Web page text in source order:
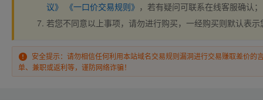
议》
《一口价交易规则》 ，若有疑问可联系在线客服确认；
若您不同意以上事项，请勿进行购买，一经购买则默认表
安全提示：请勿相信任何利用本站域名交易规则漏洞进行交易赚取差价的
单、兼职或返利等，谨防网络诈骗！